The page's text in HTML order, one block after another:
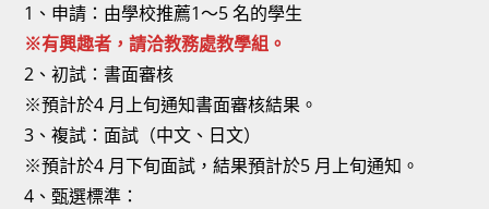
1、申請：由學校推薦1～5 名的學生
※有興趣者，請洽教務處教學組。
2、初試：書面審核
※預計於4 月上旬通知書面審核結果。
3、複試：面試（中文、日文）
※預計於4 月下旬面試，結果預計於5 月上旬通知。
4、甄選標準：